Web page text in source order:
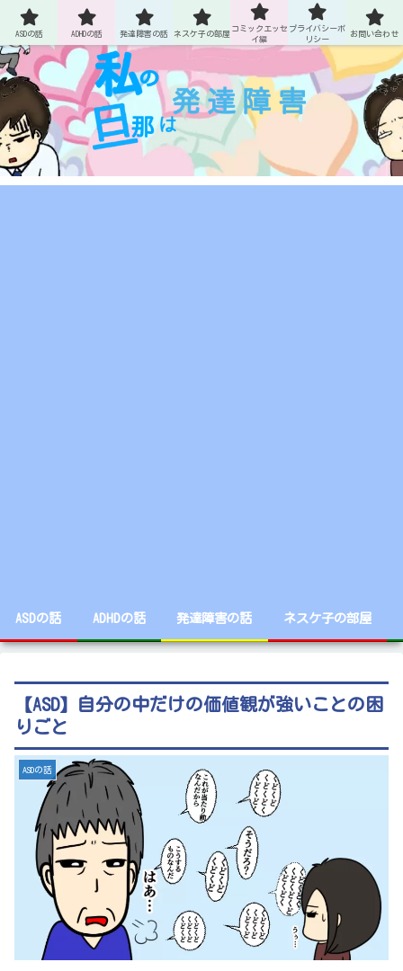
ASDとADHDの旦那との生活
ASDの話 ADHDの話 発達障害の話 ネスケ子の部屋
【ASD】自分の中だけの価値観が強いことの困
りごと
ASDの話
ASDの話 ADHDの話 発達障害の話 ネスケ子の部屋
コミックエッセ
イ編
プライバシーポ
リシー
お問い合わせ